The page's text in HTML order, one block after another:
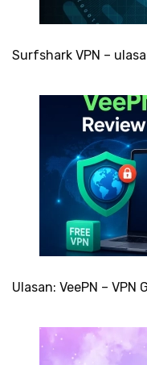
Surfshark VPN –
Ulasan: VeePN – VPN